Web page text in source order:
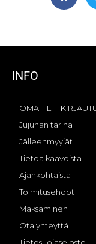
INFO
OMA TILI –
Jujunan tarina
Jälleenmyyjät
Tietoa kaavoista
Ajankohtaista
Toimitusehdot
Maksaminen
Ota yhteyttä